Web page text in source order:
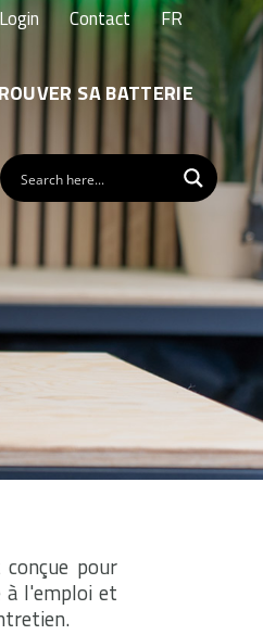
Login Contact FR
SA BATTERIE
pour
à l'emploi et